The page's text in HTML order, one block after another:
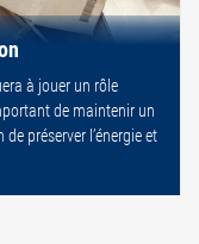
à jouer un rôle
de maintenir un
préserver l’énergie et